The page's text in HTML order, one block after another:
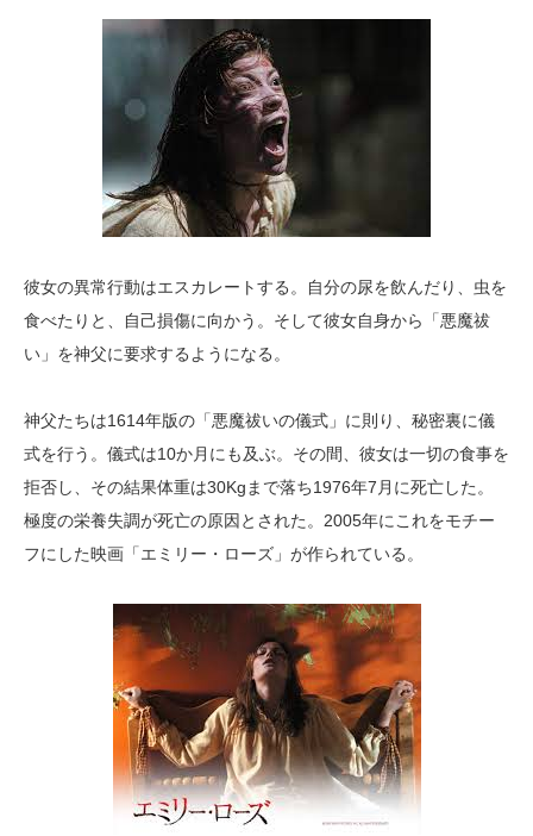
彼女の異常行動はエスカレートする。自分の尿を飲んだり、虫を
食べたりと、自己損傷に向かう。そして彼女自身から「悪魔祓
い」を神父に要求するようになる。
神父たちは1614年版の「悪魔祓いの儀式」に則り、秘密裏に儀
式を行う。儀式は10か月にも及ぶ。その間、彼女は一切の食事を
拒否し、その結果体重は30Kgまで落ち1976年7月に死亡した。
極度の栄養失調が死亡の原因とされた。2005年にこれをモチー
フにした映画「エミリー・ローズ」が作られている。